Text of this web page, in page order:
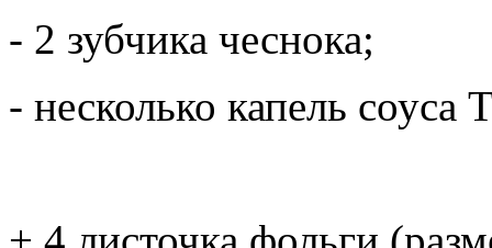
- 2 зубчика чеснока;
- несколько капель соуса